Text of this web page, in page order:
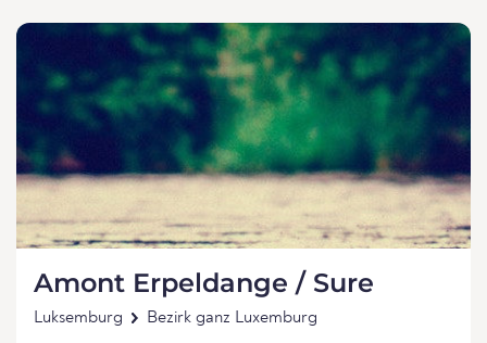
Amont Erpeldange / Sure
Luksemburg Bezirk ganz Luxemburg